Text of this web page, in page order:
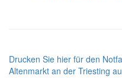
Drucken Sie hier für den
Altenmarkt an der Triesting